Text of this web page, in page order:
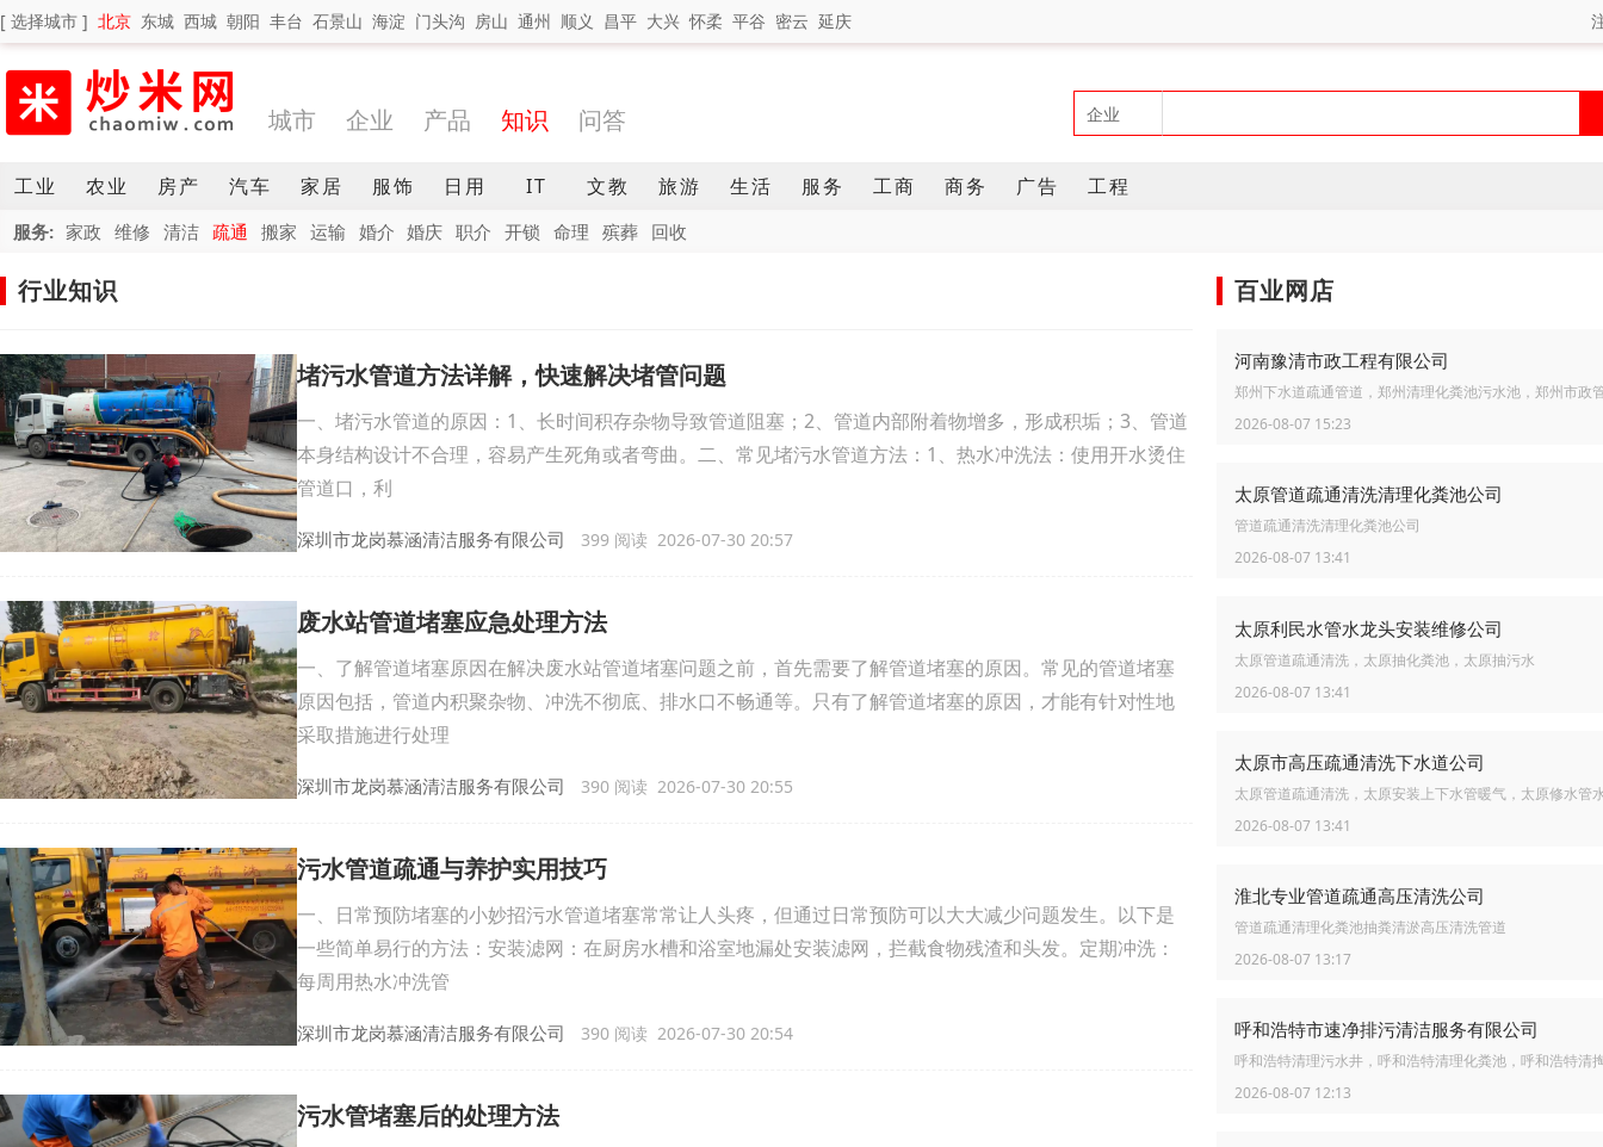
[ 选择城市 ] 北京 东城 西城 朝阳 丰台 石景山 海淀 门头沟 房山 通州 顺义 昌平 大兴 怀柔 平谷 密云 延庆
城市 企业 产品 知识 问答
工业 农业 房产 汽车 家居 服饰 日用 IT 文教 旅游 生活 服务 工商 商务 广告 工程
服务: 家政 维修 清洁 疏通 搬家 运输 婚介 婚庆 职介 开锁 命理 殡葬 回收
行业知识
堵污水管道方法详解，快速解决堵管问题
一、堵污水管道的原因：1、长时间积存杂物导致管道阻塞；2、管道内部附着物增多，形成积垢；3、管道
本身结构设计不合理，容易产生死角或者弯曲。二、常见堵污水管道方法：1、热水冲洗法：使用开水烫住
管道口，利
深圳市龙岗慕涵清洁服务有限公司 399 阅读 2026-07-30 20:57
废水站管道堵塞应急处理方法
一、了解管道堵塞原因在解决废水站管道堵塞问题之前，首先需要了解管道堵塞的原因。常见的管道堵塞
原因包括，管道内积聚杂物、冲洗不彻底、排水口不畅通等。只有了解管道堵塞的原因，才能有针对性地
采取措施进行处理
深圳市龙岗慕涵清洁服务有限公司 390 阅读 2026-07-30 20:55
污水管道疏通与养护实用技巧
一、日常预防堵塞的小妙招污水管道堵塞常常让人头疼，但通过日常预防可以大大减少问题发生。以下是
一些简单易行的方法：安装滤网：在厨房水槽和浴室地漏处安装滤网，拦截食物残渣和头发。定期冲洗：
每周用热水冲洗管
深圳市龙岗慕涵清洁服务有限公司 390 阅读 2026-07-30 20:54
污水管堵塞后的处理方法
百业网店
河南豫清市政工程有限公司
郑州下水道疏通管道，郑州清理化粪池污水池，郑州市政
2026-08-07 15:23
太原管道疏通清洗清理化粪池公司
管道疏通清洗清理化粪池公司
2026-08-07 13:41
太原利民水管水龙头安装维修公司
太原管道疏通清洗，太原抽化粪池，太原抽污水
2026-08-07 13:41
太原市高压疏通清洗下水道公司
太原管道疏通清洗，太原安装上下水管暖气，太原修水管
2026-08-07 13:41
淮北专业管道疏通高压清洗公司
管道疏通清理化粪池抽粪清淤高压清洗管道
2026-08-07 13:17
呼和浩特市速净排污清洁服务有限公司
呼和浩特清理污水井，呼和浩特清理化粪池，呼和浩特清
2026-08-07 12:13